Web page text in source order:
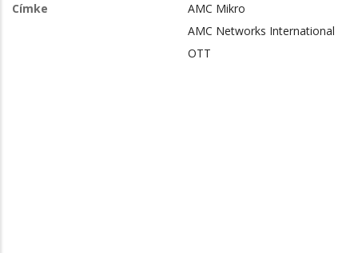
Címke
AMC Mikro
AMC Networks International
OTT